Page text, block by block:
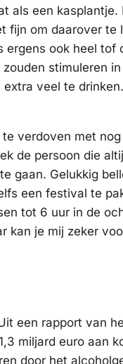
als een kasplantje.
fijn om daarover te
ergens ook heel tof
stimuleren in
veel te
verdoven met
de persoon die
gaan. Gelukkig
een festival te
tot 6 uur in de
kan je mij zeker
een rapport van
miljard euro aan
door het